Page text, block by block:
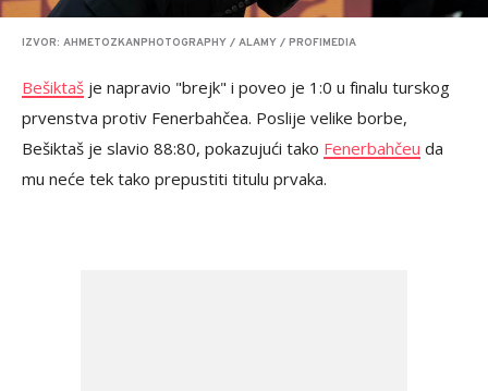
IZVOR: AHMETOZKANPHOTOGRAPHY / ALAMY / PROFIMEDIA
Bešiktaš je napravio "brejk" i poveo je 1:0 u finalu turskog
prvenstva protiv Fenerbahčea. Poslije velike borbe,
Bešiktaš je slavio 88:80, pokazujući tako Fenerbahčeu da
mu neće tek tako prepustiti titulu prvaka.